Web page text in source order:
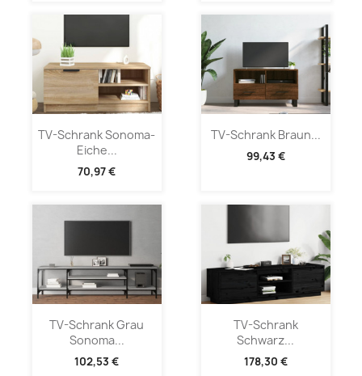
TV-Schrank Sonoma-
Eiche...
70,97 €
TV-Schrank Braun...
99,43 €
TV-Schrank Grau
Sonoma...
102,53 €
TV-Schrank
Schwarz...
178,30 €